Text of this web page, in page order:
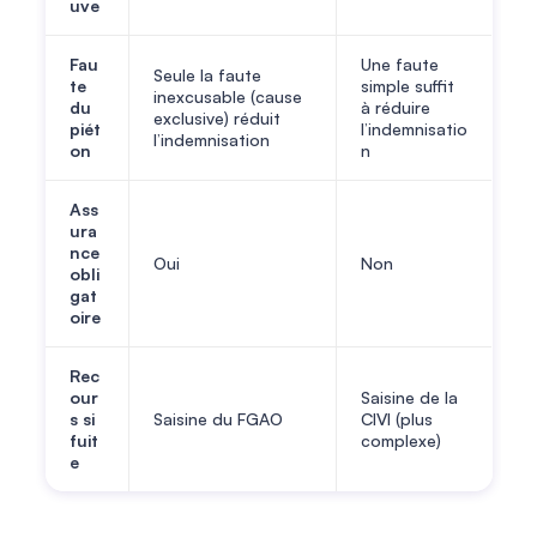
uve
Fau
te
du
piét
on
Seule la faute
inexcusable (cause
exclusive) réduit
l’indemnisation
Une faute
simple suffit
à réduire
l’indemnisatio
n
Ass
ura
nce
obli
gat
oire
Oui Non
Rec
our
s si
fuit
e
Saisine du FGAO
Saisine de la
CIVI (plus
complexe)